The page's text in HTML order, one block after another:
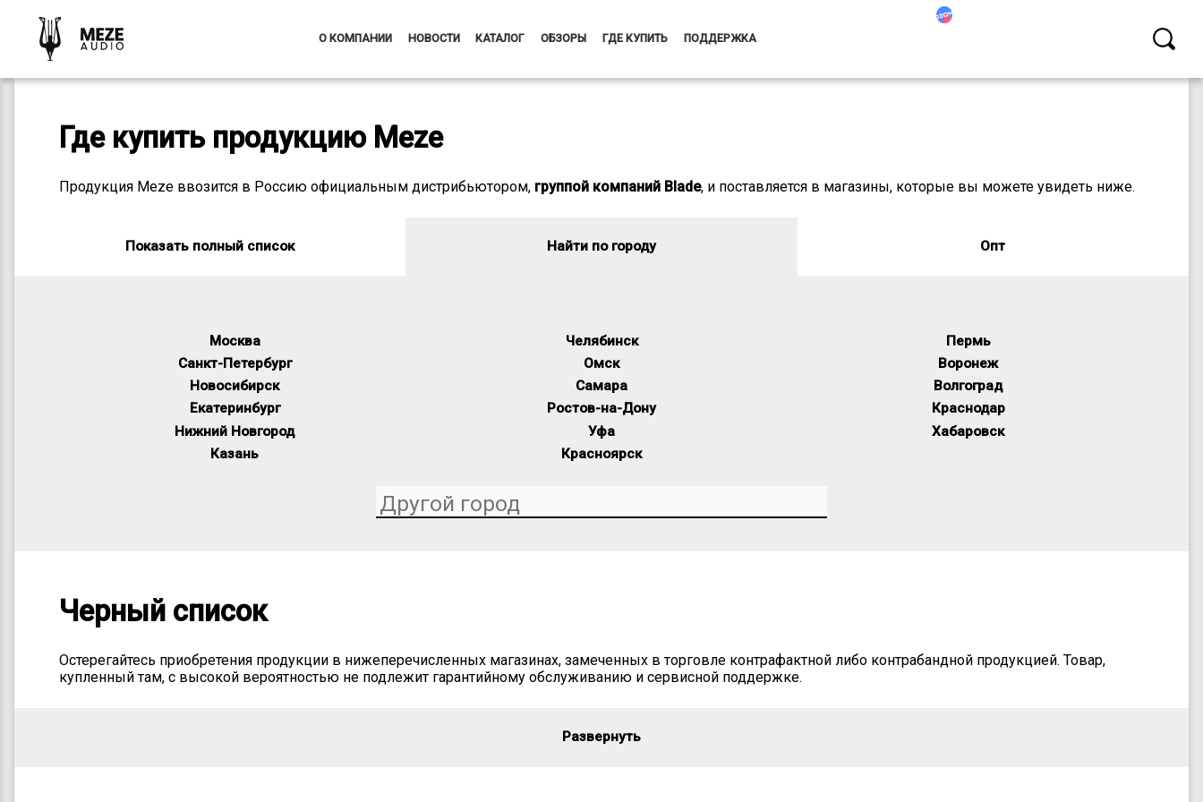
О КОМПАНИИ НОВОСТИ КАТАЛОГ ОБЗОРЫ ГДЕ КУПИТЬ ПОДДЕРЖКА
Где купить продукцию Meze
Продукция Meze ввозится в Россию официальным дистрибьютором, группой компаний Blade, и поставляется в магазины, которые вы можете увидеть ниже.
Показать полный список Найти по городу Опт
Москва
Санкт-Петербург
Новосибирск
Екатеринбург
Нижний Новгород
Казань
Челябинск
Омск
Самара
Ростов-на-Дону
Уфа
Красноярск
Пермь
Воронеж
Волгоград
Краснодар
Хабаровск
Черный список
Остерегайтесь приобретения продукции в нижеперечисленных магазинах, замеченных в торговле контрафактной либо контрабандной продукцией. Товар,
купленный там, с высокой вероятностью не подлежит гарантийному обслуживанию и сервисной поддержке.
Развернуть